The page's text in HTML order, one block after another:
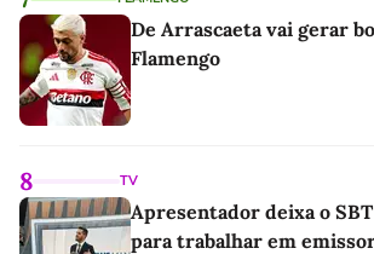
De Arrascaeta vai gerar
Flamengo
8 TV
Apresentador deixa o
para trabalhar em